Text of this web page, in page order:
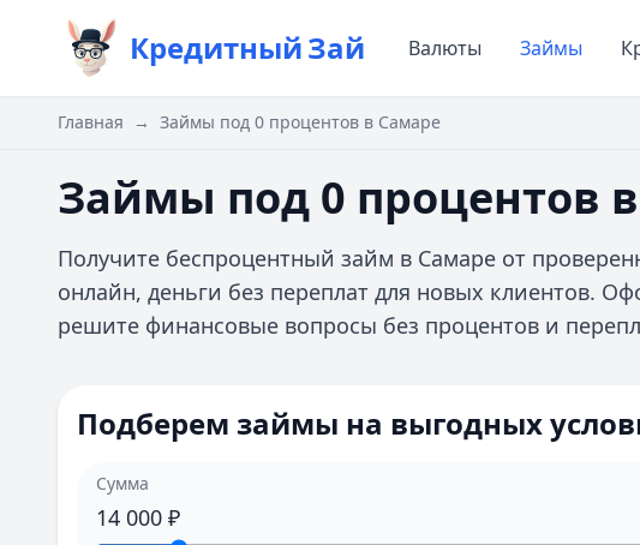
КредитныйЗай Валюты Займы
Главная → Займы под 0 процентов в Самаре
Займы под 0 процентов
Получите беспроцентный займ в Самаре от
онлайн, деньги без переплат для новых клиентов.
решите финансовые вопросы без процентов и
Подберем займы на выгодных
Сумма
14 000 ₽